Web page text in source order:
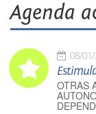
Agenda
08/
OTRAS